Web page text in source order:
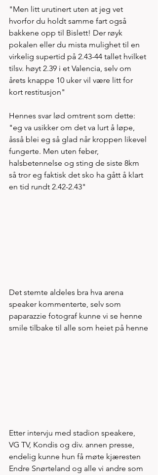
"Men litt urutinert uten at jeg vet
hvorfor du holdt samme fart også
bakkene opp til Bislett! Der røyk
pokalen eller du mista mulighet til en
virkelig supertid på 2.43-44 tallet hvilket
tilsv. høyt 2.39 i et Valencia, selv om
årets knappe 10 uker vil være litt for
kort restitusjon"
Hennes svar lød omtrent som dette:
"eg va usikker om det va lurt å løpe,
åsså blei eg så glad når kroppen likevel
fungerte. Men uten feber,
halsbetennelse og sting de siste 8km
så tror eg faktisk det sko ha gått å klart
en tid rundt 2.42-2.43"
Det stemte aldeles bra hva arena
speaker kommenterte, selv som
paparazzie fotograf kunne vi se henne
smile tilbake til alle som heiet på henne
Etter intervju med stadion speakere,
VG TV, Kondis og div. annen presse,
endelig kunne hun få møte kjæresten
Endre Snørteland og alle vi andre som